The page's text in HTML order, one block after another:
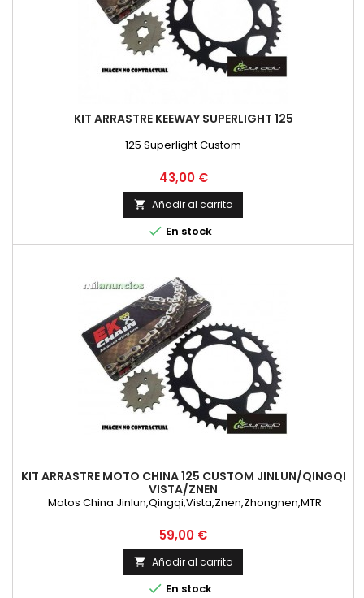
KIT ARRASTRE KEEWAY SUPERLIGHT 125
125 Superlight Custom
Precio
43,00 €
 Añadir al carrito
 En stock
KIT ARRASTRE MOTO CHINA 125 CUSTOM JINLUN/QINGQI
VISTA/ZNEN
Motos China Jinlun,Qingqi,Vista,Znen,Zhongnen,MTR
Precio
59,00 €
 Añadir al carrito
 En stock